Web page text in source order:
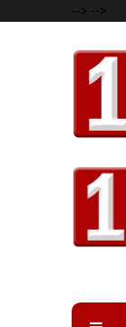
--> -->